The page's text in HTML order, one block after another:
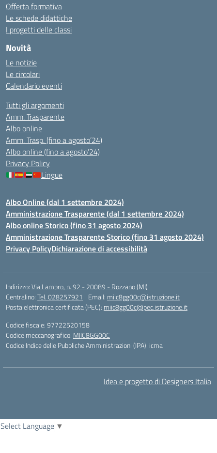
Offerta formativa
Le schede didattiche
I progetti delle classi
Novità
Le notizie
Le circolari
Calendario eventi
Tutti gli argomenti
Amm. Trasparente
Albo online
Amm. Trasp. (fino a agosto’24)
Albo online (fino a agosto’24)
Privacy Policy
Lingue
Albo Online (dal 1 settembre 2024)
Amministrazione Trasparente (dal 1 settembre 2024)
Albo online Storico (fino 31 agosto 2024)
Amministrazione Trasparente Storico (fino 31 agosto 2024)
Privacy PolicyDichiarazione di accessibilità
Indirizzo:Via Lambro, n. 92 - 20089 - Rozzano (MI)
Centralino:Tel. 028257921 Email: miic8gg00c@istruzione.it
Posta elettronica certificata (PEC): miic8gg00c@pec.istruzione.it
Codice fiscale: 97722520158
Codice meccanografico: MIIC8GG00C
Codice Indice delle Pubbliche Amministrazioni (IPA): icma
Idea e progetto di Designers Italia
Select Language ▼